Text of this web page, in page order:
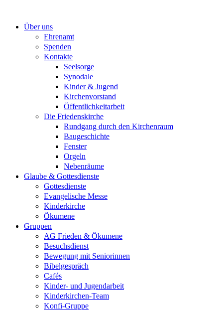
springenÜber uns
Ehrenamt
Spenden
Kontakte
Seelsorge
Synodale
Kinder & Jugend
Kirchenvorstand
Öffentlichkeitarbeit
Die Friedenskirche
Rundgang durch den Kirchenraum
Baugeschichte
Fenster
Orgeln
Nebenräume
Glaube & Gottesdienste
Gottesdienste
Evangelische Messe
Kinderkirche
Ökumene
Gruppen
AG Frieden & Ökumene
Besuchsdienst
Bewegung mit Seniorinnen
Bibelgespräch
Cafés
Kinder- und Jugendarbeit
Kinderkirchen-Team
Konfi-Gruppe